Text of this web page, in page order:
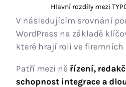
Hlavní rozdíly mezi
V následujícím srovnání
WordPress na základě
které hrají roli ve firemních
Patří mezi ně řízení,
schopnost integrace a